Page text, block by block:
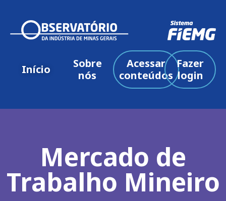
Início
Sobre
nós
Acessar
conteúdos
Fazer
login
Mercado de
Trabalho Mineiro